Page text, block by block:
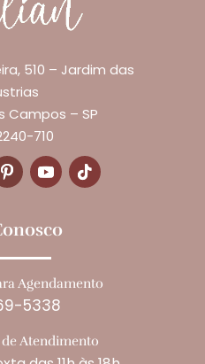
510 – Jardim das
Campos – SP
710
Agendamento
5338
Atendimento